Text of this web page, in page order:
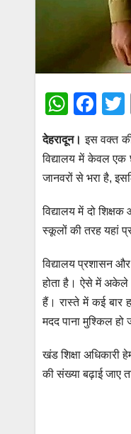
W
at
s
p
p
F
c
e
o
o
k
देहरादून। इस वक्त
विद्यालय में केवल
जानवरों से भरा है,
विद्यालय में दो
स्कूलों की तरह यहां
विद्यालय प्रशासन
होता है। ऐसे में अकेले
हैं। रास्ते में कई बार
मदद पाना मुश्किल हो
खंड शिक्षा अधिकारी
की संख्या बढ़ाई जाए